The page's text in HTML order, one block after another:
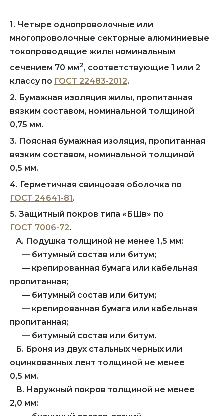
1. Четыре однопроволочные или
многопроволочные секторные алюминиевые
токопроводящие жилы номинальным
сечением 70 мм2, соответствующие 1 или 2
классу по ГОСТ 22483-2012.
2. Бумажная изоляция жилы, пропитанная
вязким составом, номинальной толщиной
0,75 мм.
3. Поясная бумажная изоляция, пропитанная
вязким составом, номинальной толщиной
0,5 мм.
4. Герметичная свинцовая оболочка по
ГОСТ 24641-81.
5. Защитный покров типа «БШв» по
ГОСТ 7006-72.
А. Подушка толщиной не менее 1,5 мм:
— битумный состав или битум;
— крепированная бумага или кабельная
пропитанная;
— битумный состав или битум;
— крепированная бумага или кабельная
пропитанная;
— битумный состав или битум.
Б. Броня из двух стальных черных или
оцинкованных лент толщиной не менее
0,5 мм.
В. Наружный покров толщиной не менее
2,0 мм: